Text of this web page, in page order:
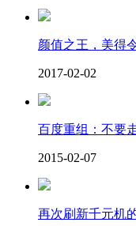
颜值之王，美得
2017-02-02
百度重组：不要
2015-02-07
再次刷新千元机